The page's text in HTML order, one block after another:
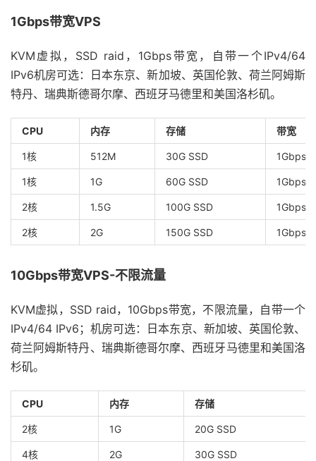
1Gbps带宽VPS
KVM虚拟，SSD raid，1Gbps带宽，自带一个IPv4/64
IPv6机房可选：日本东京、新加坡、英国伦敦、荷兰阿姆斯
特丹、瑞典斯德哥尔摩、西班牙马德里和美国洛杉矶。
CPU 内存 存储 带宽
1核 512M 30G SSD
1核 1G 60G SSD
2核 1.5G 100G SSD
2核 2G 150G SSD
10Gbps带宽VPS-不限流量
KVM虚拟，SSD raid，10Gbps带宽，不限流量，自带一个
IPv4/64 IPv6；机房可选：日本东京、新加坡、英国伦敦、
荷兰阿姆斯特丹、瑞典斯德哥尔摩、西班牙马德里和美国洛
杉矶。
CPU 内存 存储
2核 1G 20G SSD
4核 2G 30G SSD